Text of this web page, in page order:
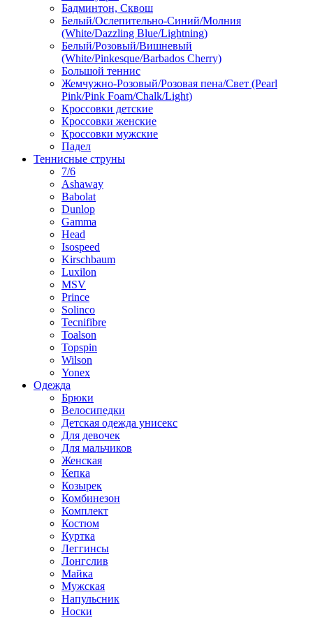
Бадминтон, Сквош
Белый/Ослепительно-Синий/Молния
(White/Dazzling Blue/Lightning)
Белый/Розовый/Вишневый
(White/Pinkesque/Barbados Cherry)
Большой теннис
Жемчужно-Розовый/Розовая пена/Свет (Pearl
Pink/Pink Foam/Chalk/Light)
Кроссовки детские
Кроссовки женские
Кроссовки мужские
Падел
Теннисные струны
7/6
Ashaway
Babolat
Dunlop
Gamma
Head
Isospeed
Kirschbaum
Luxilon
MSV
Prince
Solinco
Tecnifibre
Toalson
Topspin
Wilson
Yonex
Одежда
Брюки
Велосипедки
Детская одежда унисекс
Для девочек
Для мальчиков
Женская
Кепка
Козырек
Комбинезон
Комплект
Костюм
Куртка
Леггинсы
Лонгслив
Майка
Мужская
Напульсник
Носки